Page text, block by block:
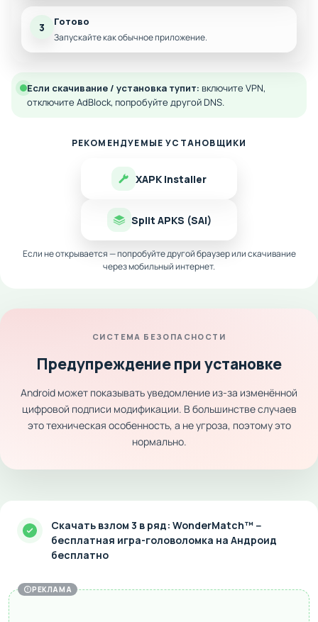
3 Готово
Запускайте как обычное приложение.
Если скачивание / установка тупит: включите VPN,
отключите AdBlock, попробуйте другой DNS.
РЕКОМЕНДУЕМЫЕ УСТАНОВЩИКИ
XAPK Installer
Split APKS (SAI)
Если не открывается — попробуйте другой браузер или скачивание
через мобильный интернет.
СИСТЕМА БЕЗОПАСНОСТИ
Предупреждение при установке
Android может показывать уведомление из-за изменённой
цифровой подписи модификации. В большинстве случаев
это техническая особенность, а не угроза, поэтому это
нормально.
Скачать взлом 3 в ряд: WonderMatch™－
бесплатная игра-головоломка на Андроид
бесплатно
РЕКЛАМА